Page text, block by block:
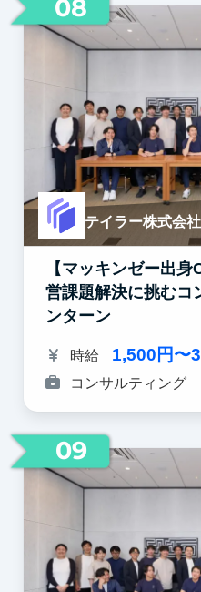
テイラー株式会社
【マッキンゼー出
営課題解決に挑むコ
ンターン
時給 1,500円〜
コンサルティング
08
09